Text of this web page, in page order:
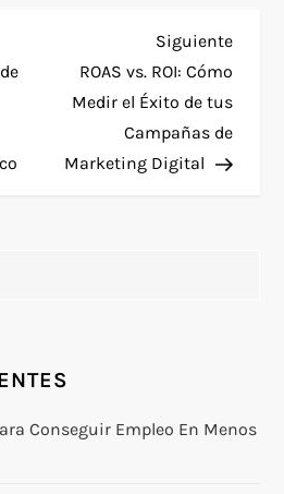
Siguiente
ROAS vs. ROI: Cómo
Medir el Éxito de tus
Campañas de
Marketing Digital
Conseguir Empleo En Menos